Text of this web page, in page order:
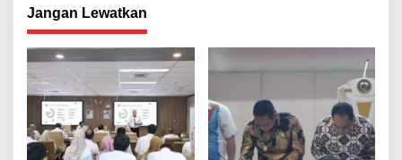
a
s
i
p
s
Jangan Lewatkan